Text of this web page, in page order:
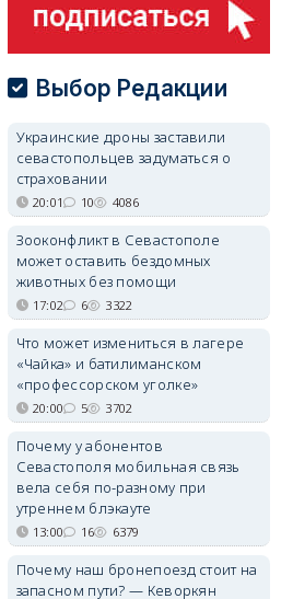
Выбор Редакции
Украинские дроны заставили
севастопольцев задуматься о
страховании
20:01 10 4086
Зооконфликт в Севастополе
может оставить бездомных
животных без помощи
17:02 6 3322
Что может измениться в лагере
«Чайка» и батилиманском
«профессорском уголке»
20:00 5 3702
Почему у абонентов
Севастополя мобильная связь
вела себя по-разному при
утреннем блэкауте
13:00 16 6379
Почему наш бронепоезд стоит на
запасном пути? — Кеворкян